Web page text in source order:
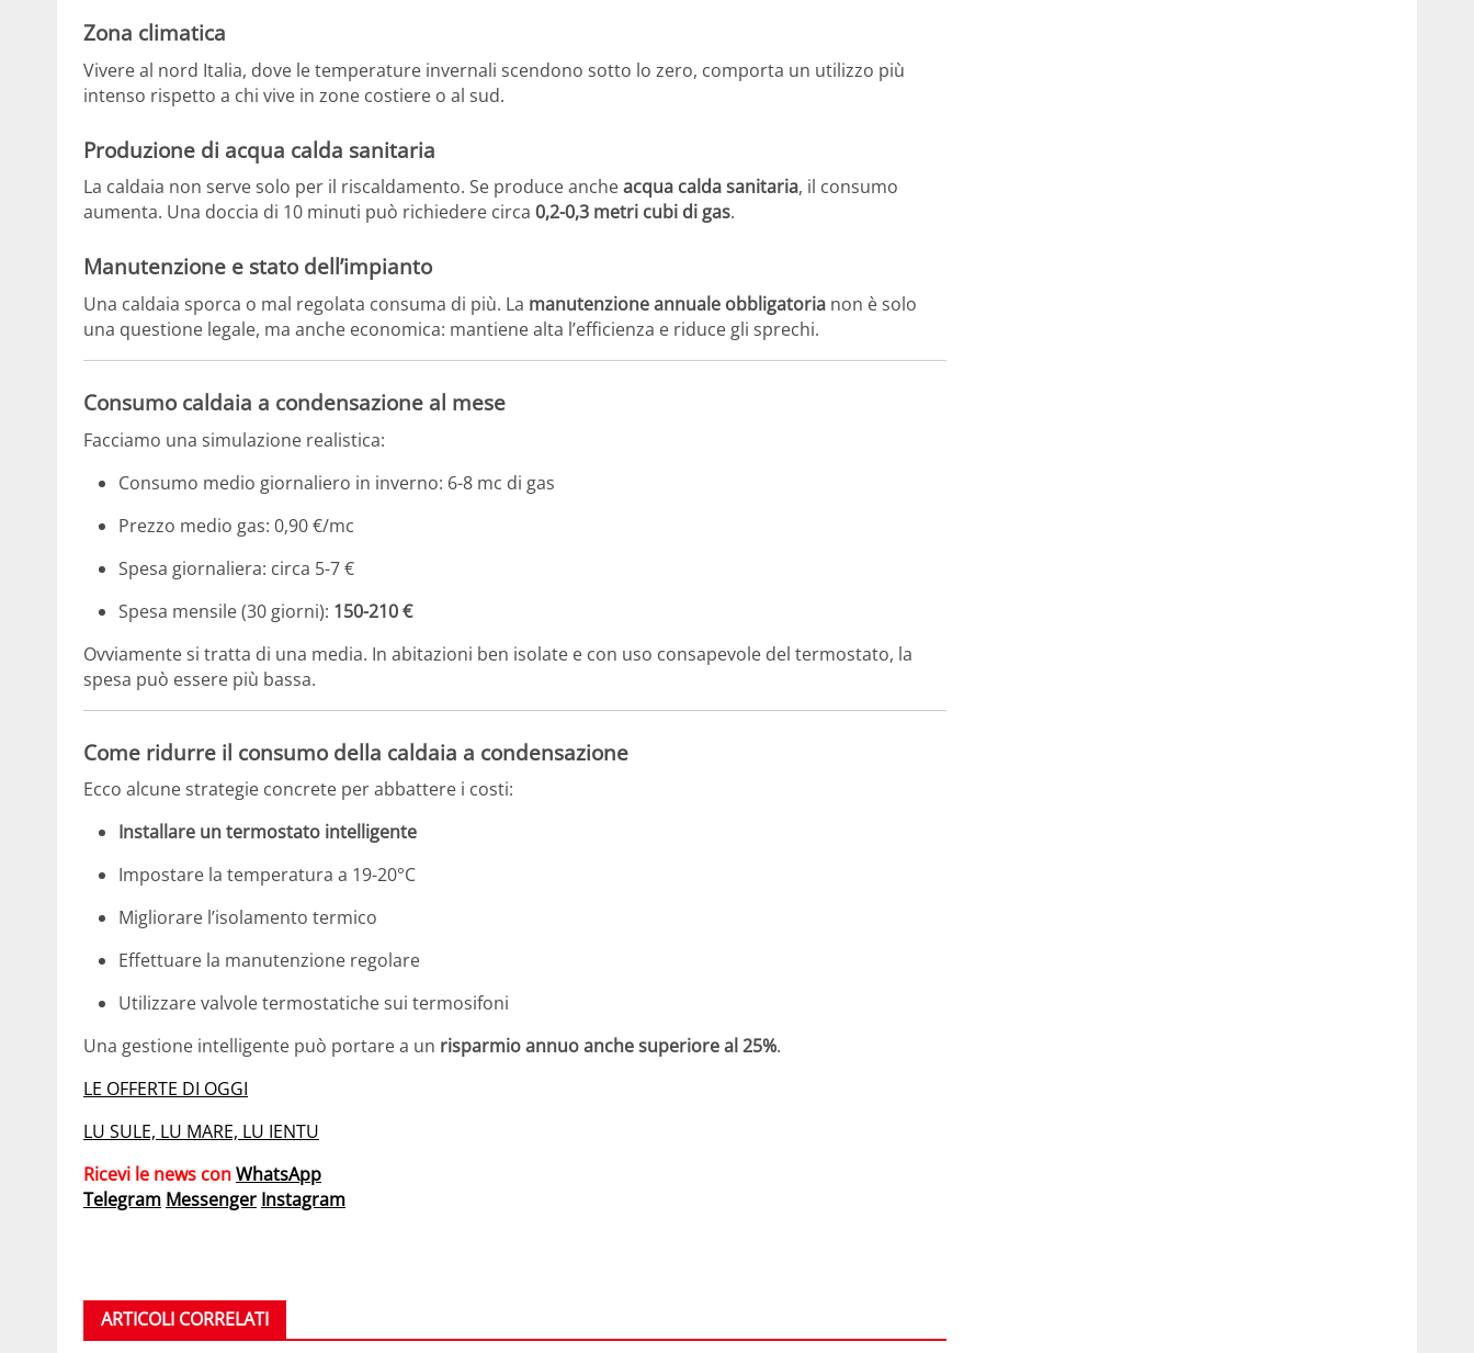
Zona climatica
Vivere al nord Italia, dove le temperature invernali scendono sotto lo zero, comporta un utilizzo più
intenso rispetto a chi vive in zone costiere o al sud.
Produzione di acqua calda sanitaria
La caldaia non serve solo per il riscaldamento. Se produce ancheacqua calda sanitaria, il consumo
aumenta. Una doccia di 10 minuti può richiedere circa 0,2-0,3 metri cubi di gas.
Manutenzione e stato dell’impianto
Una caldaia sporca o mal regolata consuma di più. La manutenzione annuale obbligatoria non è solo
una questione legale, ma anche economica: mantiene alta l’efficienza e riduce gli sprechi.
Consumo caldaia a condensazione al mese
Facciamo una simulazione realistica:
Consumo medio giornaliero in inverno: 6-8 mc di gas
Prezzo medio gas: 0,90 €/mc
Spesa giornaliera: circa 5-7 €
Spesa mensile (30 giorni): 150-210 €
Ovviamente si tratta di una media. In abitazioni ben isolate e con uso consapevole del termostato, la
spesa può essere più bassa.
Come ridurre il consumo della caldaia a condensazione
Ecco alcune strategie concrete per abbattere i costi:
Installare un termostato intelligente
Impostare la temperatura a 19-20°C
Migliorare l’isolamento termico
Effettuare la manutenzione regolare
Utilizzare valvole termostatiche sui termosifoni
Una gestione intelligente può portare a un risparmio annuo anche superiore al 25%.
LE OFFERTE DI OGGI
LU SULE, LU MARE, LU IENTU
Ricevi le news conWhatsApp
Telegram Messenger Instagram
ARTICOLI CORRELATI